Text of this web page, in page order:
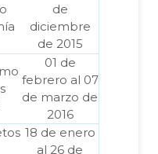
de
diciembre
de 2015
01 de
febrero al 07
de marzo de
2016
18 de enero
al 26 de